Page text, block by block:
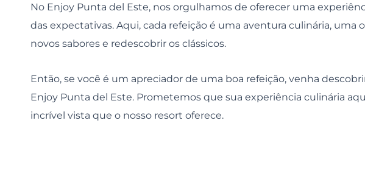
No Enjoy Punta del Este, nos orgulhamos de oferecer uma
das expectativas. Aqui, cada refeição é uma aventura culinária, uma
novos sabores e redescobrir os clássicos.
Então, se você é um apreciador de uma boa refeição, venha
Enjoy Punta del Este. Prometemos que sua experiência culinária
incrível vista que o nosso resort oferece.